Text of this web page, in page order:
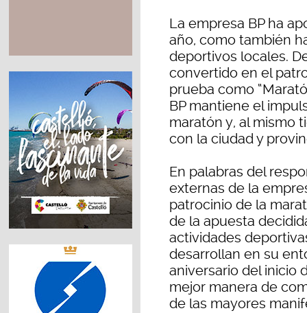
La empresa BP ha
año, como también
deportivos locales.
convertido en el
prueba como
BP mantiene el
maratón y, al mismo
con la ciudad y
En palabras del
externas de la
patrocinio de la
de la apuesta
actividades
desarrollan en su
aniversario del inicio
mejor manera de
de las mayores